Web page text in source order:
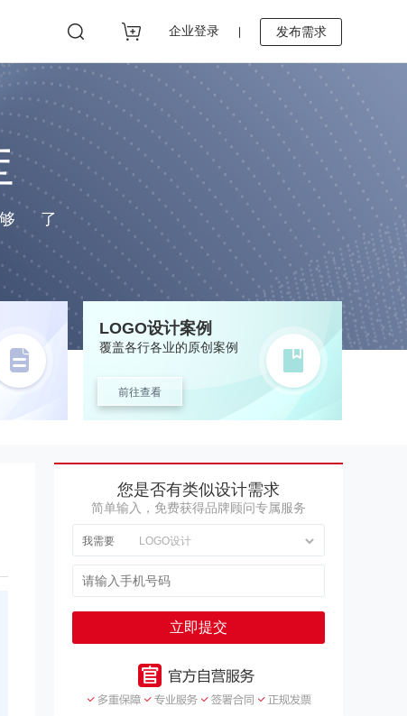
企业登录 发布需求
了
LOGO设计案例
覆盖各行各业的原创案例
前往查看
您是否有类似设计需求
简单输入，免费获得品牌顾问专属服务
我需要
立即提交